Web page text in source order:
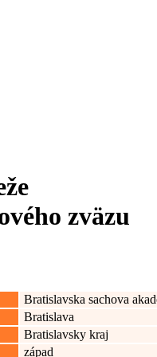
zväzu
Bratislavska sachova
Bratislava
Bratislavsky kraj
západ